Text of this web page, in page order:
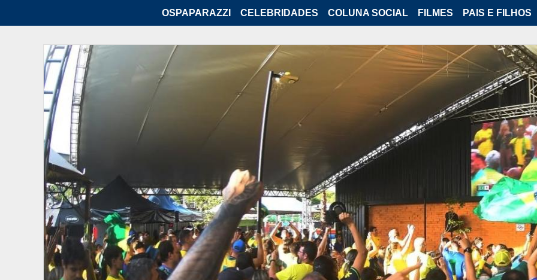
OSPAPARAZZI CELEBRIDADES COLUNA SOCIAL FILMES PAIS E FILHOS